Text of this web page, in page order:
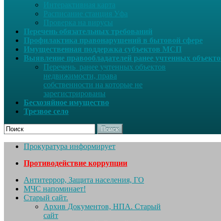
Интерактивная карта
Расписание станция Уфа
Проверка на вирусы
Перечень обязательных требований
Профилактика правонарушений в бытовой сфере
Имущественная поддержка субъектов МСП
Выявление правообладателей ранее учтенных
Перечень ранее учтенных объектов
недвижимости, права
собственности на которые не
зарегистрированы
Бесхозяйное имущество
Трезвое село
Поиск
Прокуратура информирует
Противодействие коррупции
Антитеррор, Защита населения, ГО
МЧС напоминает!
Старый сайт.
Архив Документов, НПА. Старый
сайт